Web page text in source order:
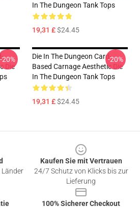
In The Dungeon Tank Tops
19,31 £$24.45
Die
-20%
Die In The Dungeon Card-
Based Carnage Aesthetic Die
In The Dungeon Tank Tops
19,31 £$24.45
-20%
Länder
Kaufen Sie mit Vertrauen
24/7 Schutz von Klicks bis zur
Lieferung
100% Sicherer Checkout